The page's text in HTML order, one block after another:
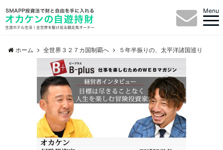
Menu
ホーム 全世界３２７カ国制覇へ ５年半振りの、太平洋諸国巡り